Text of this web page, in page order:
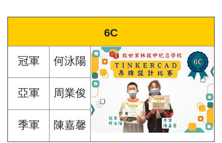
6C
冠軍 何泳陽
亞軍 周業俊
季軍 陳嘉馨